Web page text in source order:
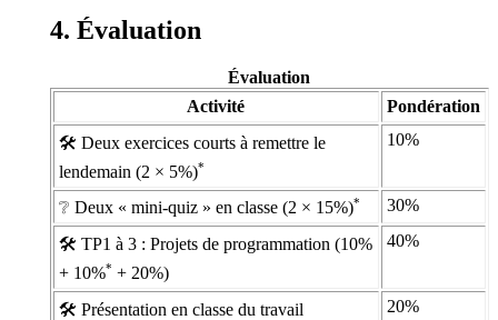
Évaluation
Évaluation
Activité
Pondération
🛠 Deux exercices courts à remettre le
lendemain (2 × 5%)*
10%
❔ Deux « mini-quiz » en classe (2 × 15%)* 30%
🛠 TP1 à 3 : Projets de programmation (10%
+ 10%* + 20%)
40%
🛠 Présentation en classe du travail
20%